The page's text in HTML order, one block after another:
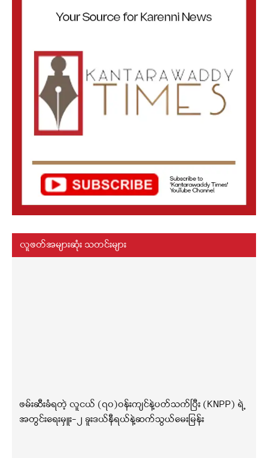
လူဖတ်အများဆုံး သတင်းများ
ဖမ်းဆီးခံရတဲ့ လူငယ် (၇၀)ဝန်းကျင်နဲ့ပတ်သက်ပြီး (KNPP) ရဲ့
အတွင်းရေးမှူး-၂ ခူးဒယ်နီရယ်နဲ့ဆက်သွယ်မေးမြန်း